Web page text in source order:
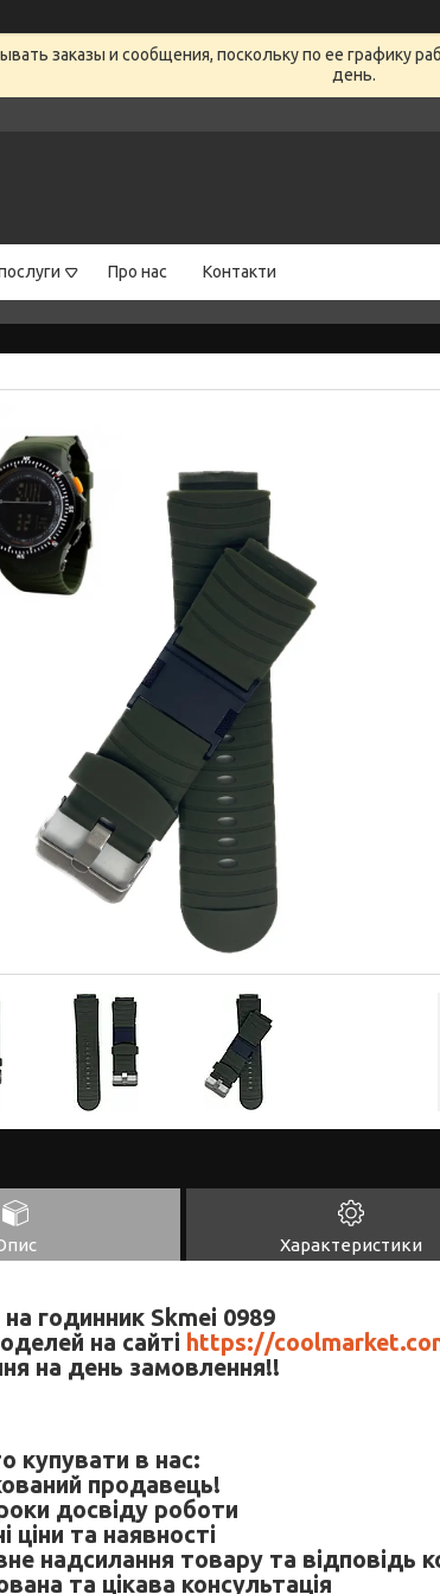
заказы и сообщения, поскольку по ее графику
день.
Про нас Контакти
Характеристики
на годинник Skmei 0989
на сайті https://
на день замовлення!!
купувати в нас:
продавець!
досвіду роботи
ціни та наявності
надсилання товару та відповідь
та цікава консультація